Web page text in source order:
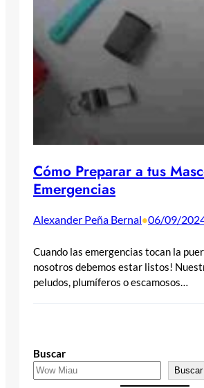
Cómo Preparar a tus
Emergencias
Alexander Peña Bernal•06/09/
Cuando las emergencias tocan la
nosotros debemos estar listos!
peludos, plumíferos o escamosos…
Buscar
Buscar